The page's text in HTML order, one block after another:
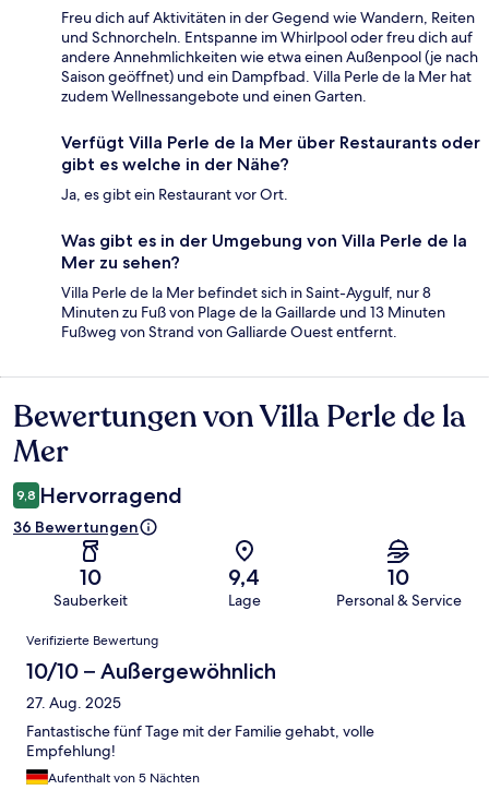
Freu dich auf Aktivitäten in der Gegend wie Wandern, Reiten
und Schnorcheln. Entspanne im Whirlpool oder freu dich auf
andere Annehmlichkeiten wie etwa einen Außenpool (je nach
Saison geöffnet) und ein Dampfbad. Villa Perle de la Mer hat
zudem Wellnessangebote und einen Garten.
Verfügt Villa Perle de la Mer über Restaurants oder
gibt es welche in der Nähe?
Ja, es gibt ein Restaurant vor Ort.
Was gibt es in der Umgebung von Villa Perle de la
Mer zu sehen?
Villa Perle de la Mer befindet sich in Saint-Aygulf, nur 8
Minuten zu Fuß von Plage de la Gaillarde und 13 Minuten
Fußweg von Strand von Galliarde Ouest entfernt.
Bewertungen
Bewertungen von Villa Perle de la
Mer
9,8 Hervorragend
36 Bewertungen
10
Sauberkeit
9,4
Lage
10
Personal & Service
Bewertungen
Verifizierte Bewertung
10/10 – Außergewöhnlich
27. Aug. 2025
Fantastische fünf Tage mit der Familie gehabt, volle
Empfehlung!
Aufenthalt von 5 Nächten